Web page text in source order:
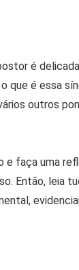
é
que é essa
outros
faça uma
Então, leia